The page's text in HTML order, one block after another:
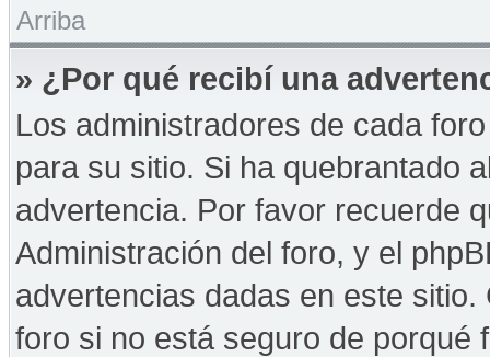
Arriba
» ¿Por qué recibí una
Los administradores de cada
para su sitio. Si ha quebrantado
advertencia. Por favor recuerde
Administración del foro, y el
advertencias dadas en este
foro si no está seguro de porqué